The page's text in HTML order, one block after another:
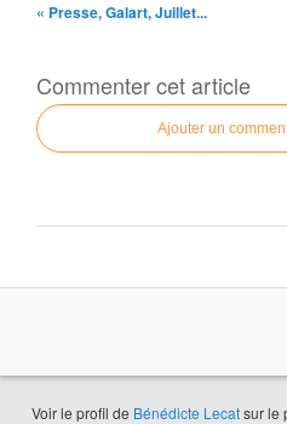
« Presse, Galart, Juillet...
Commenter cet article
Ajouter un
Voir le profil de Bénédicte Lecatsur le